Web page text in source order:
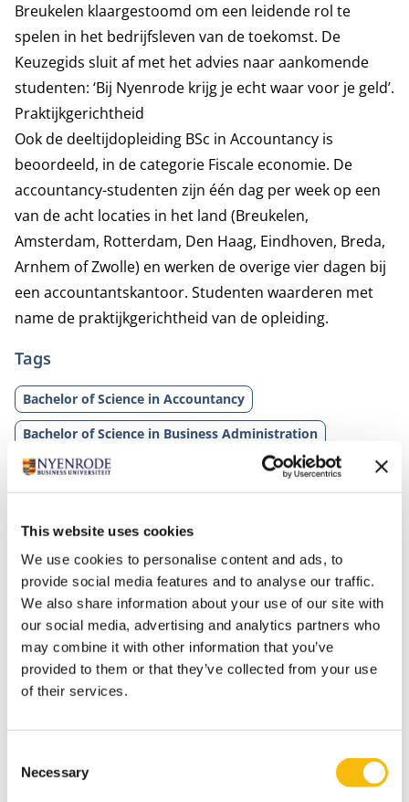
This website uses cookies
We use cookies to personalise content and ads, to
provide social media features and to analyse our traffic.
We also share information about your use of our site with
our social media, advertising and analytics partners who
may combine it with other information that you’ve
provided to them or that they’ve collected from your use
of their services.
Selection
Necessary
Breukelen klaargestoomd om een leidende rol te
spelen in het bedrijfsleven van de toekomst. De
Keuzegids sluit af met het advies naar aankomende
studenten: ‘Bij Nyenrode krijg je echt waar voor je geld’.
Praktijkgerichtheid
Ook de deeltijdopleiding BSc in Accountancy is
beoordeeld, in de categorie Fiscale economie. De
accountancy-studenten zijn één dag per week op een
van de acht locaties in het land (Breukelen,
Amsterdam, Rotterdam, Den Haag, Eindhoven, Breda,
Arnhem of Zwolle) en werken de overige vier dagen bij
een accountantskantoor. Studenten waarderen met
name de praktijkgerichtheid van de opleiding.
Tags
Bachelor of Science in Accountancy
Bachelor of Science in Business Administration
Gerelateerde opleidingen